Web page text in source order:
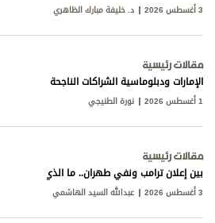
3 أغسطس 2026 د. خليفة مبارك الظاهري
مقالات رئيسية
الإمارات ودبلوماسية الشراكات الناجحة
1 أغسطس 2026 نورة الطنيجي
مقالات رئيسية
بين إعلان ترامب ونفي طهران.. ما الذي يجري خلف
3 أغسطس 2026 عبدالله السيد الهاشمي